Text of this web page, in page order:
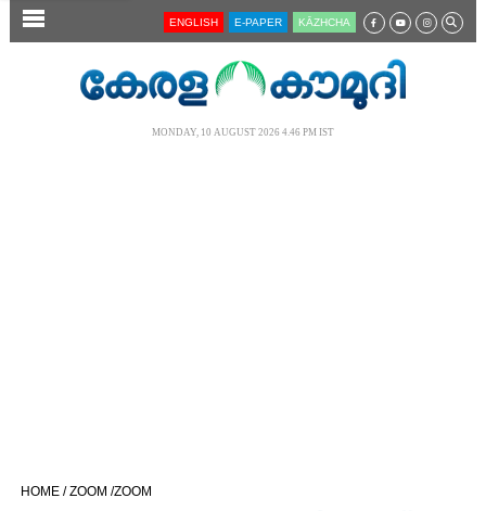
SECTIONS ENGLISH E-PAPER KĀZHCHA
MONDAY, 10 AUGUST 2026 4.46 PM IST
HOME /ZOOM /ZOOM